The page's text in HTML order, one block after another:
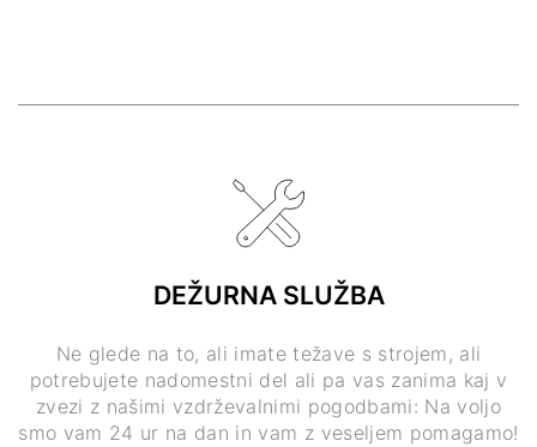
DEŽURNA SLUŽBA
Ne glede na to, ali imate težave s strojem, ali
potrebujete nadomestni del ali pa vas zanima kaj v
zvezi z našimi vzdrževalnimi pogodbami: Na voljo
smo vam 24 ur na dan in vam z veseljem pomagamo!